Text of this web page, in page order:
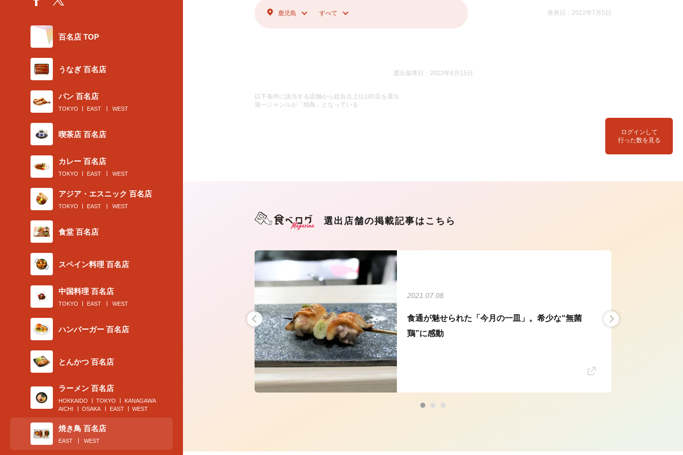
百名店 TOP
うなぎ 百名店
パン 百名店
TOKYO EAST WEST
喫茶店 百名店
カレー 百名店
TOKYO EAST WEST
アジア・エスニック 百名店
TOKYO EAST WEST
食堂 百名店
スペイン料理 百名店
中国料理 百名店
TOKYO EAST WEST
ハンバーガー 百名店
とんかつ 百名店
ラーメン 百名店
HOKKAIDO TOKYO
KANAGAWA
AICHI
OSAKA EAST WEST
焼き鳥 百名店
EAST WEST
鹿児島 すべて 発表日：2022年7月5日
選出基準日：2022年6月15日
以下条件に該当する店舗から総合点上位100店を選出
第一ジャンルが「焼鳥」となっている
ログインして
行った数を見る
選出店舗の掲載記事はこちら
2019.12.17
ワー数No.1が推す、〆もおいしい...
2021.07.08
食通が魅せられた「今月の一皿」。希少な“無菌
鶏”に感動